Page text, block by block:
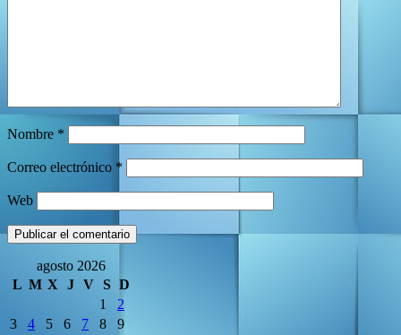
Nombre *
Correo electrónico *
Web
agosto 2026
L M X J V S D
1
2
3
4 5 6 7 8
9